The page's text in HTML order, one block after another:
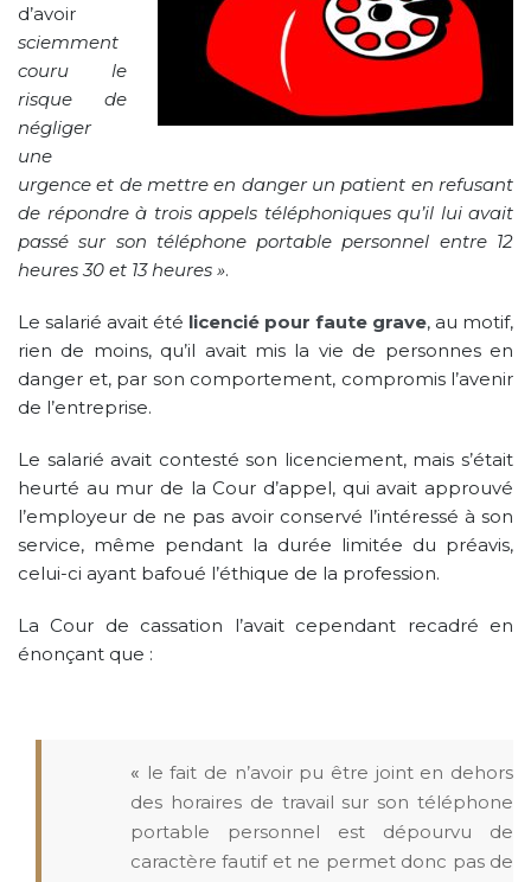
d’avoir
sciemment
couru le
risque de
négliger
une
urgence et de mettre en danger un patient en refusant
de répondre à trois appels téléphoniques qu’il lui avait
passé sur son téléphone portable personnel entre 12
heures 30 et 13 heures ».
Le salarié avait été licencié pour faute grave, au motif,
rien de moins, qu’il avait mis la vie de personnes en
danger et, par son comportement, compromis l’avenir
de l’entreprise.
Le salarié avait contesté son licenciement, mais s’était
heurté au mur de la Cour d’appel, qui avait approuvé
l’employeur de ne pas avoir conservé l’intéressé à son
service, même pendant la durée limitée du préavis,
celui-ci ayant bafoué l’éthique de la profession.
La Cour de cassation l’avait cependant recadré en
énonçant que :
« le fait de n’avoir pu être joint en dehors
des horaires de travail sur son téléphone
portable personnel est dépourvu de
caractère fautif et ne permet donc pas de